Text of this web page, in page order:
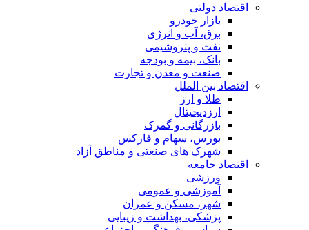
اقتصاد دولتی
بازار خودرو
برق، آب و انرژی
نفت و پتروشیمی
بانک، بیمه و بودجه
صنعت و معدن و تجارت
اقتصاد بین الملل
طلا و ارز
ارزدیجیتال
بازرگانی و گمرک
بورس، سهام و فارکس
شهرک های صنعتی و مناطق آزاد
اقتصاد جامعه
ورزشی
آموزشی و عمومی
شهر، مسکن و عمران
پزشکی، بهداشت و زیبایی